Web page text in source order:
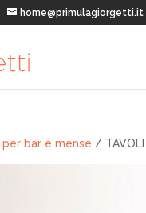
home@primulagiorgetti.it
per bar e mense /